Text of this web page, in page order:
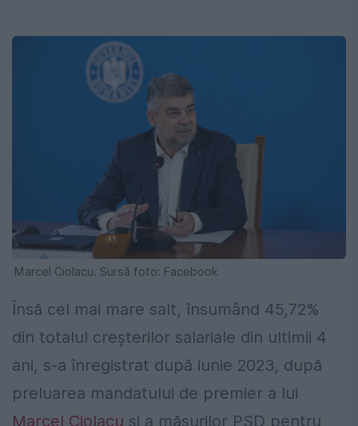
Marcel Ciolacu. Sursă foto: Facebook
Însă cel mai mare salt, însumând 45,72%
din totalul creșterilor salariale din ultimii 4
ani, s-a înregistrat după iunie 2023, după
preluarea mandatului de premier a lui
Marcel Ciolacu și a măsurilor PSD pentru